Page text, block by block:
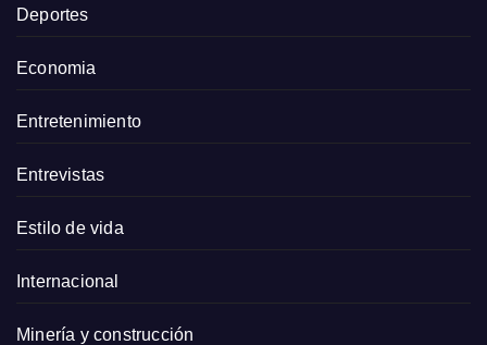
Deportes
Economia
Entretenimiento
Entrevistas
Estilo de vida
Internacional
Minería y construcción